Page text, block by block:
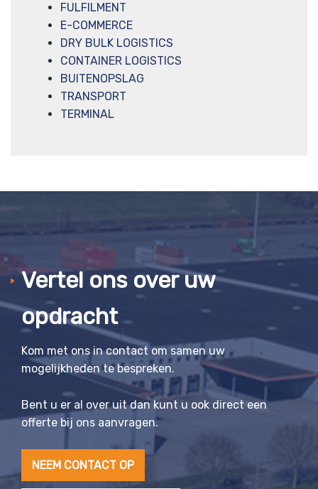
FULFILMENT
E-COMMERCE
DRY BULK LOGISTICS
CONTAINER LOGISTICS
BUITENOPSLAG
TRANSPORT
TERMINAL
Vertel ons over uw
opdracht
Kom met ons in contact om samen uw
mogelijkheden te bespreken.
Bent u er al over uit dan kunt u ook direct een
offerte bij ons aanvragen.
NEEM CONTACT OP